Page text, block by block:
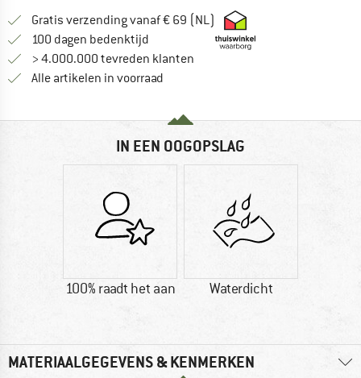
Gratis verzending vanaf € 69 (NL) Vind hier de
100 dagen bedenktijd Vind de betalingsinformatie hier!
> 4.000.000 tevreden klanten
Alle artikelen in voorraad
IN EEN OOGOPSLAG
100% raadt het aan Waterdicht
MATERIAALGEGEVENS & KENMERKEN